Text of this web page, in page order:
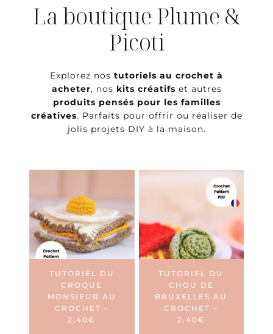
La boutique Plume &
Picoti
Explorez nos tutoriels au crochet à
acheter, nos kits créatifs et autres
produits pensés pour les familles
créatives. Parfaits pour offrir ou réaliser de
jolis projets DIY à la maison.
TUTORIEL DU
CROQUE
MONSIEUR AU
CROCHET –
2,40€
TUTORIEL DU
CHOU DE
BRUXELLES AU
CROCHET –
2,40€